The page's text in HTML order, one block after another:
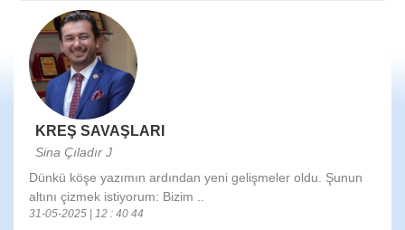
KREŞ SAVAŞLARI
Sina Çıladır J
Dünkü köşe yazımın ardından yeni gelişmeler oldu. Şunun
altını çizmek istiyorum: Bizim ..
31-05-2025 | 12 : 40 44